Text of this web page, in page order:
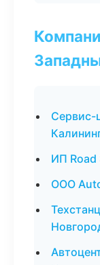
Сервис-
ИП Road
ООО